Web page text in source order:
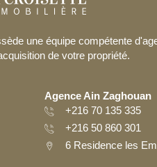
une équipe compétente
de votre propriété.
Agence Ain Zaghouan
+216 70 135 335
+216 50 860 301
6 Residence les